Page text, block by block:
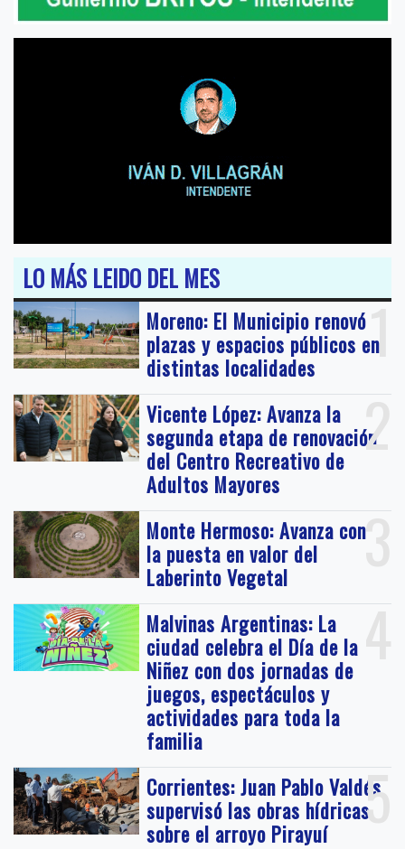
LO MÁS LEIDO DEL MES
1
Moreno: El Municipio renovó
plazas y espacios públicos en
distintas localidades
2
Vicente López: Avanza la
segunda etapa de renovación
del Centro Recreativo de
Adultos Mayores
3
Monte Hermoso: Avanza con
la puesta en valor del
Laberinto Vegetal
4
Malvinas Argentinas: La
ciudad celebra el Día de la
Niñez con dos jornadas de
juegos, espectáculos y
actividades para toda la
familia
5
Corrientes: Juan Pablo Valdés
supervisó las obras hídricas
sobre el arroyo Pirayuí